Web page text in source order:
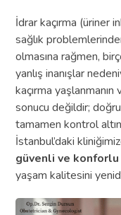
İdrar kaçırma (üriner
sağlık
olmasına rağmen,
yanlış inanışlar
kaçırma
sonucu değildir;
tamamen kontrol
İstanbul’daki
güvenli ve konforlu
yaşam kalitesini